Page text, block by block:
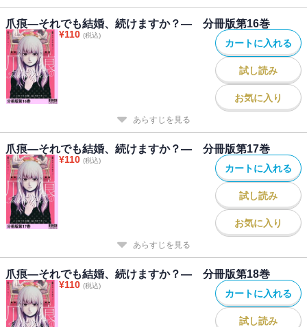
爪痕―それでも結婚、続けますか？― 分冊版第16巻
¥110 (税込)
カートに入れる
試し読み
お気に入り
あらすじを見る
爪痕―それでも結婚、続けますか？― 分冊版第17巻
¥110 (税込)
カートに入れる
試し読み
お気に入り
あらすじを見る
爪痕―それでも結婚、続けますか？― 分冊版第18巻
¥110 (税込)
カートに入れる
試し読み